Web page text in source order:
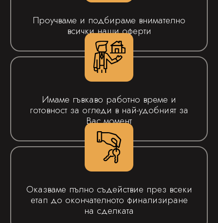
Проучваме и подбираме внимателно
всички наши оферти
Имаме гъвкаво работно време и
готовност за огледи в най-удобният за
Вас момент
Оказваме пълно съдействие през всеки
етап до окончателното финализиране
на сделката